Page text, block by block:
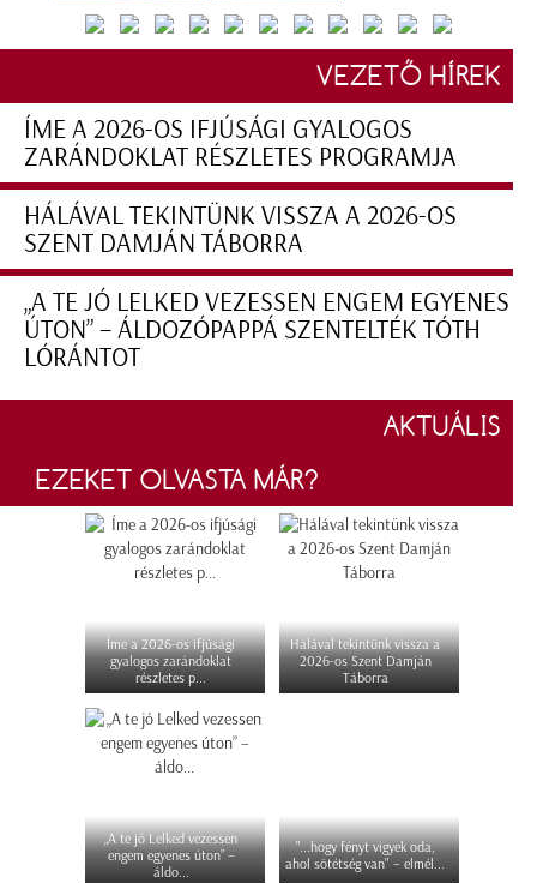
VEZETŐ HÍREK
ÍME A 2026-OS IFJÚSÁGI GYALOGOS
ZARÁNDOKLAT RÉSZLETES PROGRAMJA
HÁLÁVAL TEKINTÜNK VISSZA A 2026-OS
SZENT DAMJÁN TÁBORRA
„A TE JÓ LELKED VEZESSEN ENGEM EGYENES
ÚTON” – ÁLDOZÓPAPPÁ SZENTELTÉK TÓTH
LÓRÁNTOT
AKTUÁLIS
EZEKET OLVASTA MÁR?
Íme a 2026-os ifjúsági
gyalogos zarándoklat
részletes p...
Hálával tekintünk vissza a
2026-os Szent Damján
Táborra
„A te jó Lelked vezessen
engem egyenes úton” –
áldo...
"...hogy fényt vigyek oda,
ahol sötétség van" – elmél...